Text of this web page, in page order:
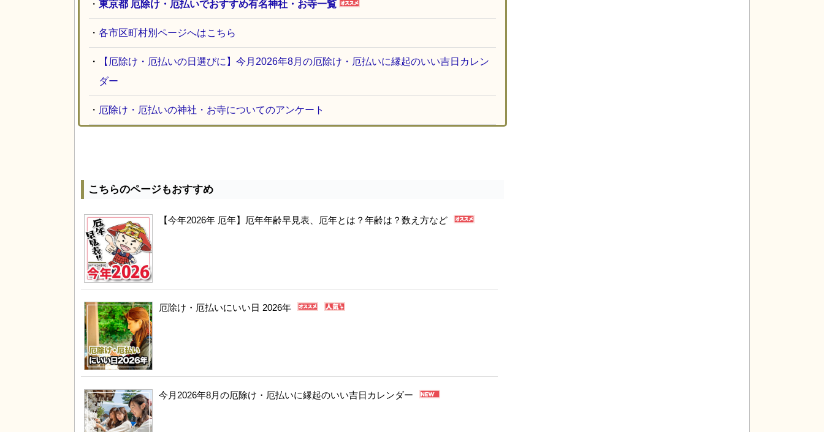
・ 東京都 厄除け・厄払いでおすすめ有名神社・お寺一覧
・ 各市区町村別ページへはこちら
・
【厄除け・厄払いの日選びに】今月2026年8月の厄除け・厄払いに縁起のいい吉日カレン
ダー
・ 厄除け・厄払いの神社・お寺についてのアンケート
こちらのページもおすすめ
【今年2026年 厄年】厄年年齢早見表、厄年とは？年齢は？数え方など
厄除け・厄払いにいい日 2026年
今月2026年8月の厄除け・厄払いに縁起のいい吉日カレンダー